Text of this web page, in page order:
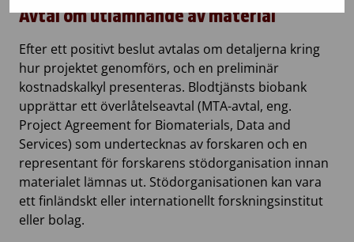
Avtal om utlämnande av material
Efter ett positivt beslut avtalas om detaljerna kring
hur projektet genomförs, och en preliminär
kostnadskalkyl presenteras. Blodtjänsts biobank
upprättar ett överlåtelseavtal (MTA-avtal, eng.
Project Agreement for Biomaterials, Data and
Services) som undertecknas av forskaren och en
representant för forskarens stödorganisation innan
materialet lämnas ut. Stödorganisationen kan vara
ett finländskt eller internationellt forskningsinstitut
eller bolag.